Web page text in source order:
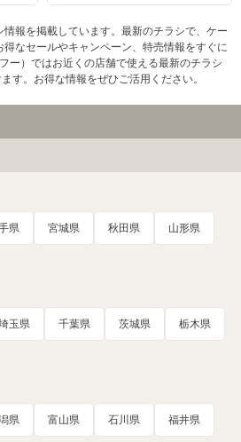
報を掲載しています。最新のチラシで、ケー
なセールやキャンペーン、特売情報をすぐに
ー）ではお近くの店舗で使える最新のチラシ
す。お得な情報をぜひご活用ください。
県 宮城県 秋田県 山形県
玉県 千葉県 茨城県 栃木県
県 富山県 石川県 福井県